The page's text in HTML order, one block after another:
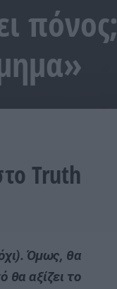
πόνος;
Truth
Όμως, θα
θα αξίζει το